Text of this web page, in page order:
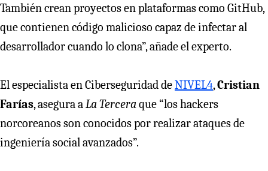
También crean proyectos en plataformas como GitHub,
que contienen código malicioso capaz de infectar al
desarrollador cuando lo clona”, añade el experto.
El especialista en Ciberseguridad deNIVEL4,Cristian
Farías, asegura aLa Terceraque “los hackers
norcoreanos son conocidos por realizar ataques de
ingeniería social avanzados”.